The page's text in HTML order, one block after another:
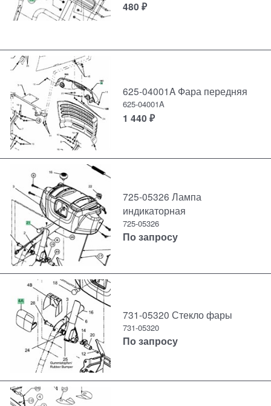
480 ₽
625-04001A Фара передняя
625-04001A
1 440 ₽
725-05326 Лампа
индикаторная
725-05326
По запросу
731-05320 Стекло фары
731-05320
По запросу